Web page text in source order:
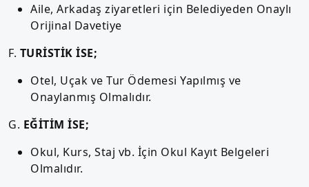
Aile, Arkadaş ziyaretleri için Belediyeden Onaylı
Orijinal Davetiye
F. TURİSTİK İSE;
Otel, Uçak ve Tur Ödemesi Yapılmış ve
Onaylanmış Olmalıdır.
G. EĞİTİM İSE;
Okul, Kurs, Staj vb. İçin Okul Kayıt Belgeleri
Olmalıdır.